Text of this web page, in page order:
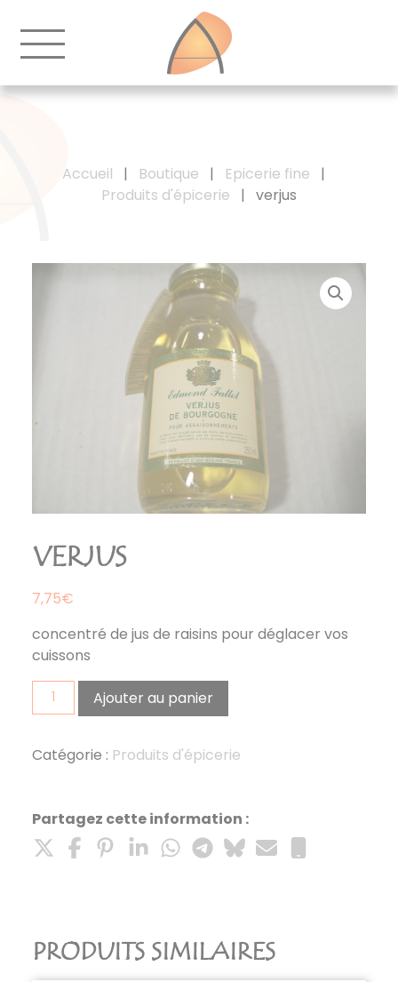
Accueil | Boutique | Epicerie fine
|
Produits d'épicerie
| verjus
VERJUS
7,75€
concentré de jus de raisins pour déglacer vos
cuissons
quantité
de
Ajouter au panier
Catégorie : Produits d'épicerie
Partagez cette information :
PRODUITS SIMILAIRES